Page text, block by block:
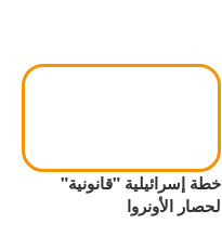
خطة إسرائيلية "قانونية"
لحصار الأونروا